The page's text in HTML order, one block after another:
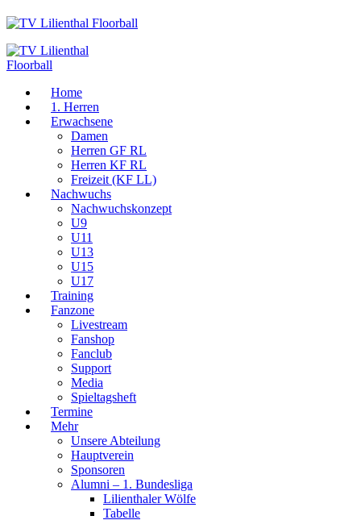
Home
1. Herren
Erwachsene
Damen
Herren GF RL
Herren KF RL
Freizeit (KF LL)
Nachwuchs
Nachwuchskonzept
U9
U11
U13
U15
U17
Training
Fanzone
Livestream
Fanshop
Fanclub
Support
Media
Spieltagsheft
Termine
Mehr
Unsere Abteilung
Hauptverein
Sponsoren
Alumni – 1. Bundesliga
Lilienthaler Wölfe
Tabelle